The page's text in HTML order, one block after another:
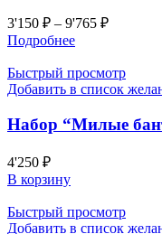
3'150 ₽ – 9'765 ₽
Подробнее
Быстрый просмотр
Добавить в список
Набор “Милые
4'250 ₽
В корзину
Быстрый просмотр
Добавить в список